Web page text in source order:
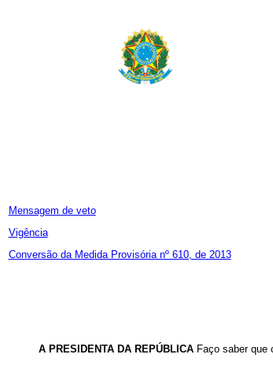
Mensagem de veto
Vigência
Conversão da Medida Provisória nº 610, de 2013
A PRESIDENTA DA REPÚBLICA Faço saber que